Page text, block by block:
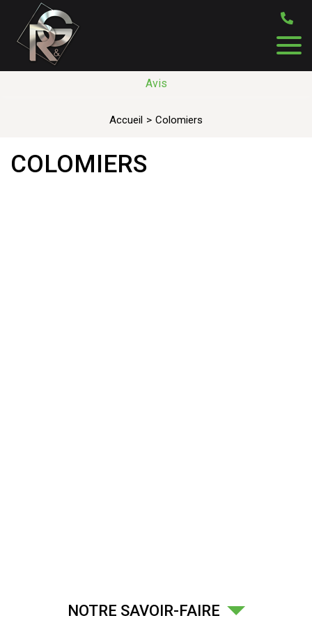
Avis
Accueil Colomiers
COLOMIERS
NOTRE SAVOIR-FAIRE